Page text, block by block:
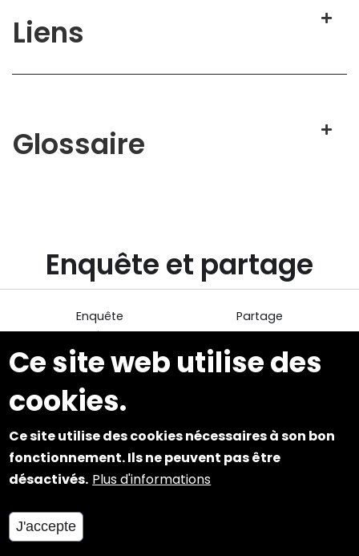
Ce site web utilise des
cookies.
Ce site utilise des cookies nécessaires à son bon
fonctionnement. Ils ne peuvent pas être
désactivés. Plus d'informations
J'accepte
Liens
Glossaire
Enquête et partage
Enquête
Enquête de
satisfaction
d'audience
Partage
Envoyer par
mail